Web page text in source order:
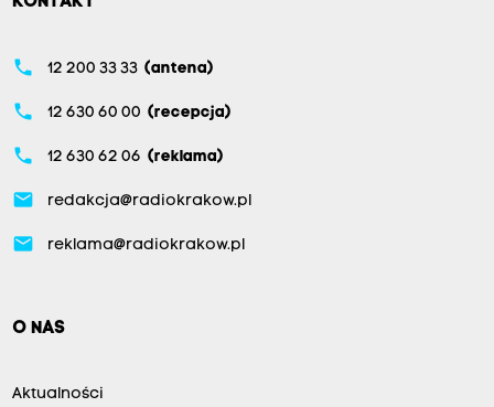
phone 12 200 33 33 (antena)
phone 12 630 60 00 (recepcja)
phone 12 630 62 06 (reklama)
email redakcja@radiokrakow.pl
email reklama@radiokrakow.pl
O NAS
Aktualności